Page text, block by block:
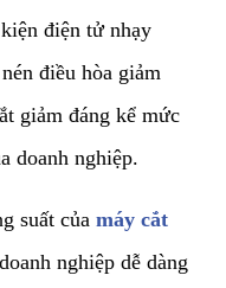
điện tử nhạy
điều hòa giảm
giảm đáng kể mức
doanh nghiệp.
suất của máy cắt
nghiệp dễ dàng